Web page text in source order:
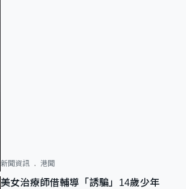
新聞資訊 港聞
美女治療師借輔導「誘騙」14歲少年